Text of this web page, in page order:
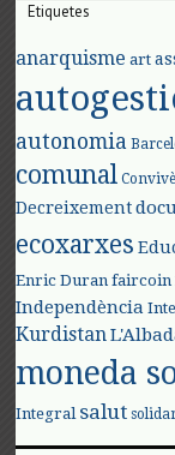
Etiquetes
anarquisme art
autonomia
comunal
Decreixement
ecoxarxes
Enric Duran faircoin
Independència
Kurdistan
moneda
Integral salut